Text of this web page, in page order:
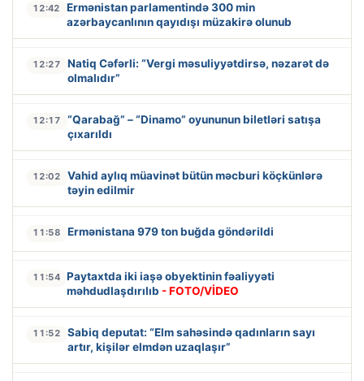
12:42
Ermənistan parlamentində 300 min
azərbaycanlının qayıdışı müzakirə olunub
12:27
Natiq Cəfərli: “Vergi məsuliyyətdirsə, nəzarət də
olmalıdır”
12:17
“Qarabağ” – “Dinamo” oyununun biletləri satışa
çıxarıldı
12:02
Vahid aylıq müavinət bütün məcburi köçkünlərə
təyin edilmir
11:58 Ermənistana 979 ton buğda göndərildi
11:54 Paytaxtda iki iaşə obyektinin fəaliyyəti
məhdudlaşdırılıb - FOTO/VİDEO
11:52
Sabiq deputat: “Elm sahəsində qadınların sayı
artır, kişilər elmdən uzaqlaşır”